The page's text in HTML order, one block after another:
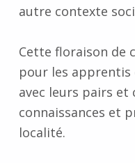
autre contexte
Cette floraison de
pour les
avec leurs pairs et
connaissances et
localité.